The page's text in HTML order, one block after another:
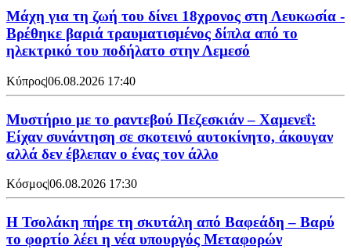
Μάχη για τη ζωή του δίνει 18χρονος στη Λευκωσία -
Βρέθηκε βαριά τραυματισμένος δίπλα από το
ηλεκτρικό του ποδήλατο στην Λεμεσό
Κύπρος|06.08.2026 17:40
Μυστήριο με το ραντεβού Πεζεσκιάν – Χαμενεΐ:
Είχαν συνάντηση σε σκοτεινό αυτοκίνητο, άκουγαν
αλλά δεν έβλεπαν ο ένας τον άλλο
Κόσμος|06.08.2026 17:30
Η Τσολάκη πήρε τη σκυτάλη από Βαφεάδη – Βαρύ
το φορτίο λέει η νέα υπουργός Μεταφορών